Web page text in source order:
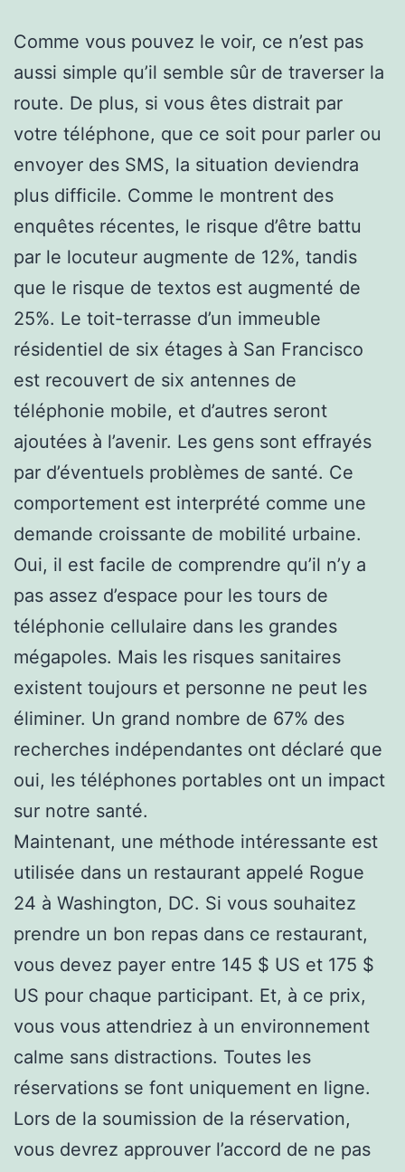
Comme vous pouvez le voir, ce n’est pas
aussi simple qu’il semble sûr de traverser la
route. De plus, si vous êtes distrait par
votre téléphone, que ce soit pour parler ou
envoyer des SMS, la situation deviendra
plus difficile. Comme le montrent des
enquêtes récentes, le risque d’être battu
par le locuteur augmente de 12%, tandis
que le risque de textos est augmenté de
25%. Le toit-terrasse d’un immeuble
résidentiel de six étages à San Francisco
est recouvert de six antennes de
téléphonie mobile, et d’autres seront
ajoutées à l’avenir. Les gens sont effrayés
par d’éventuels problèmes de santé. Ce
comportement est interprété comme une
demande croissante de mobilité urbaine.
Oui, il est facile de comprendre qu’il n’y a
pas assez d’espace pour les tours de
téléphonie cellulaire dans les grandes
mégapoles. Mais les risques sanitaires
existent toujours et personne ne peut les
éliminer. Un grand nombre de 67% des
recherches indépendantes ont déclaré que
oui, les téléphones portables ont un impact
sur notre santé.
Maintenant, une méthode intéressante est
utilisée dans un restaurant appelé Rogue
24 à Washington, DC. Si vous souhaitez
prendre un bon repas dans ce restaurant,
vous devez payer entre 145 $ US et 175 $
US pour chaque participant. Et, à ce prix,
vous vous attendriez à un environnement
calme sans distractions. Toutes les
réservations se font uniquement en ligne.
Lors de la soumission de la réservation,
vous devrez approuver l’accord de ne pas